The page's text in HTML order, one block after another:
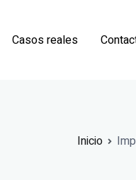
Casos reales
Inicio